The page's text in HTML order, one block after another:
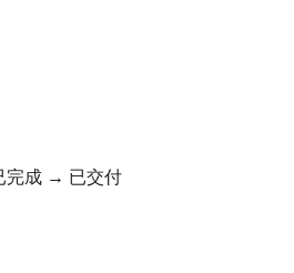
成 → 已交付